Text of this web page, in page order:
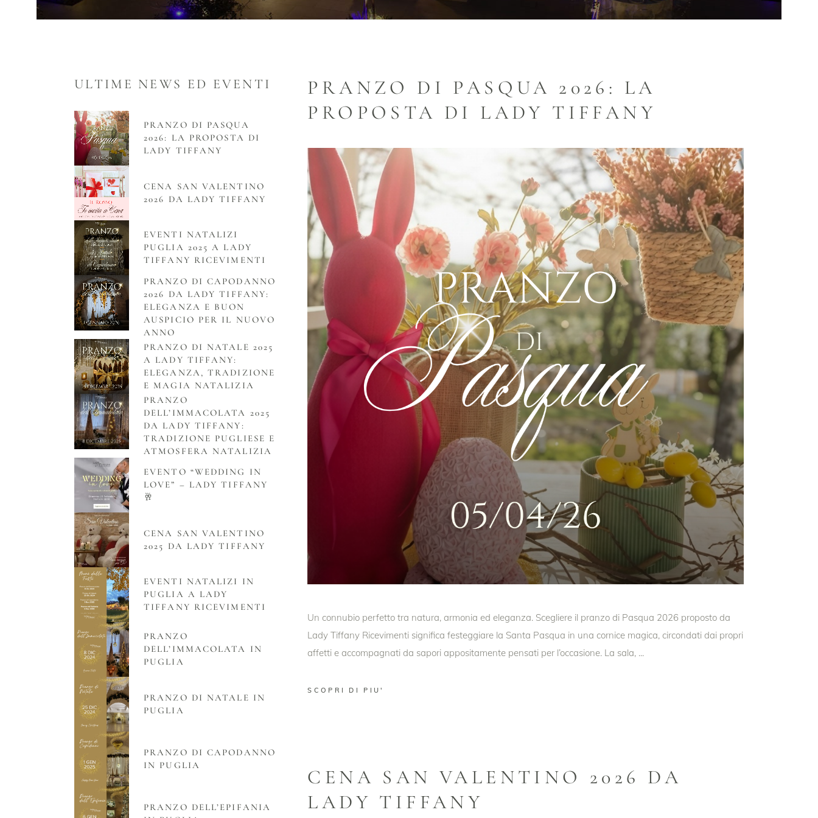
PRANZO DI PASQUA 2026: LA
PROPOSTA DI LADY TIFFANY
Un connubio perfetto tra natura, armonia ed eleganza. Scegliere il pranzo di Pasqua 2026 proposto da
Lady Tiffany Ricevimenti significa festeggiare la Santa Pasqua in una cornice magica, circondati dai propri
affetti e accompagnati da sapori appositamente pensati per l’occasione. La sala,
SCOPRI DI PIU'
CENA SAN VALENTINO 2026 DA
LADY TIFFANY
ULTIME NEWS ED EVENTI
PRANZO DI PASQUA
2026: LA PROPOSTA DI
LADY TIFFANY
CENA SAN VALENTINO
2026 DA LADY TIFFANY
EVENTI NATALIZI
PUGLIA 2025 A LADY
TIFFANY RICEVIMENTI
PRANZO DI CAPODANNO
2026 DA LADY TIFFANY:
ELEGANZA E BUON
AUSPICIO PER IL NUOVO
ANNO
PRANZO DI NATALE 2025
A LADY TIFFANY:
ELEGANZA, TRADIZIONE
E MAGIA NATALIZIA
PRANZO
DELL’IMMACOLATA 2025
DA LADY TIFFANY:
TRADIZIONE PUGLIESE E
ATMOSFERA NATALIZIA
EVENTO “WEDDING IN
LOVE” – LADY TIFFANY
🥂
CENA SAN VALENTINO
2025 DA LADY TIFFANY
EVENTI NATALIZI IN
PUGLIA A LADY
TIFFANY RICEVIMENTI
PRANZO
DELL’IMMACOLATA IN
PUGLIA
PRANZO DI NATALE IN
PUGLIA
PRANZO DI CAPODANNO
IN PUGLIA
PRANZO DELL’EPIFANIA